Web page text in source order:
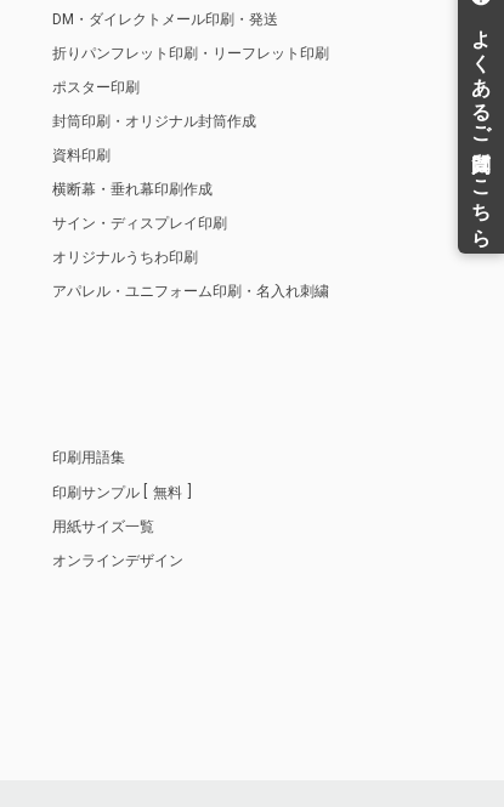
DM・ダイレクトメール印刷・発送
折りパンフレット印刷・リーフレット印刷
ポスター印刷
封筒印刷・オリジナル封筒作成
資料印刷
横断幕・垂れ幕印刷作成
サイン・ディスプレイ印刷
オリジナルうちわ印刷
アパレル・ユニフォーム印刷・名入れ刺繍
印刷用語集
印刷サンプル
無料
用紙サイズ一覧
オンラインデザイン